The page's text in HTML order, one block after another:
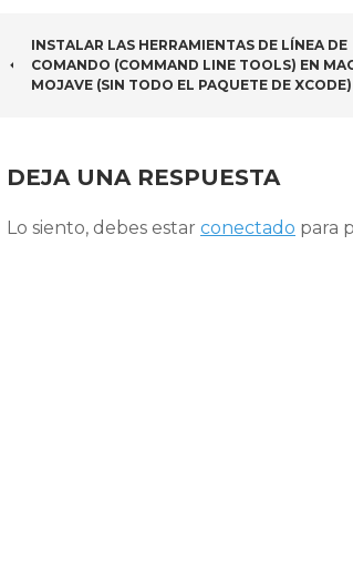
NAVEGADOR
DE
INSTALAR LAS HERRAMIENTAS DE LÍNEA DE
COMANDO (COMMAND LINE TOOLS) EN
MOJAVE (SIN TODO EL PAQUETE DE XCODE)
DEJA UNA RESPUESTA
Lo siento, debes estar conectado para